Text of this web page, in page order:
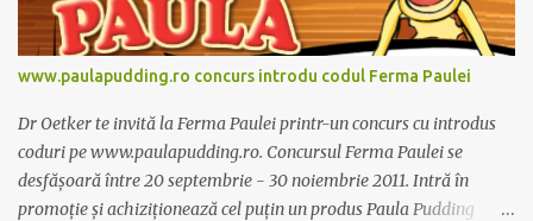
www.paulapudding.ro concurs introdu codul Ferma Paulei
Dr Oetker te invită la Ferma Paulei printr-un concurs cu introdus
coduri pe www.paulapudding.ro. Concursul Ferma Paulei se
desfășoară între 20 septembrie - 30 noiembrie 2011. Intră în
promoție și achiziționează cel puțin un produs Paula Pudding